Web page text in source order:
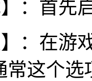
：首先
：在游
常这个